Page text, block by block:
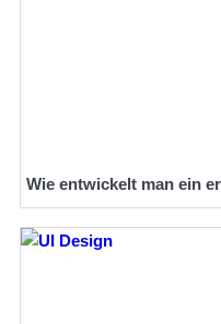
Wie entwickelt man ein